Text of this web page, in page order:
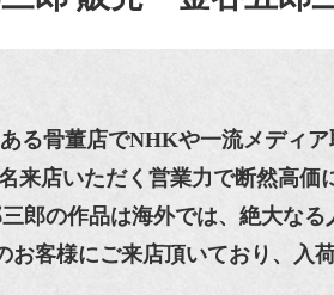
る骨董店でNHKや一流メディア
来店いただく営業力で断然高価
郎の作品は海外では、絶大なる
客様にご来店頂いており、入